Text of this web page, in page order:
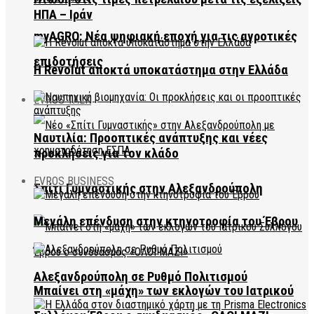
myAGRO: Νέα ψηφιακή εποχή για τις αγροτικές
επιδοτήσεις
EVROS TALK
Σπίτι Γυμναστικής στην Αλεξανδρούπολη
Μπαίνει στη «μάχη» των εκλογών του Ιατρικού
ΗΠΑ – Ιράν
Η Revolut αποκτά υποκατάστημα στην Ελλάδα
Ναυτιλία: Προοπτικές ανάπτυξης και νέες
προκλήσεις για τον κλάδο
EVROS BUSINESS
Μεγάλη επένδυση στην κτηνοτροφία του Έβρου
Αλεξανδρούπολη σε Ρυθμό Πολιτισμού